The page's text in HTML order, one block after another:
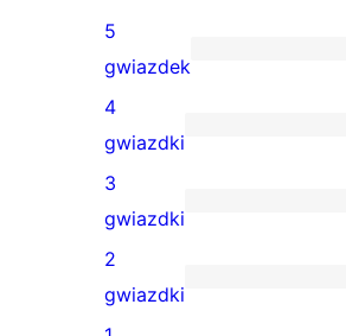
0
recenzji
5-
gwiazdkowych
5
gwiazdek
2
recenzje
4-
gwiazdkowe
4
gwiazdki
0
recenzji
3-
gwiazdkowych
3
gwiazdki
0
recenzji
2
gwiazdki